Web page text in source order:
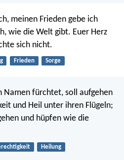
meinen Frieden gebe ich
wie die Welt gibt. Euer Herz
sich nicht.
Frieden Sorge
Namen fürchtet, soll aufgehen
und Heil unter ihren Flügeln;
und hüpfen wie die
Heilung